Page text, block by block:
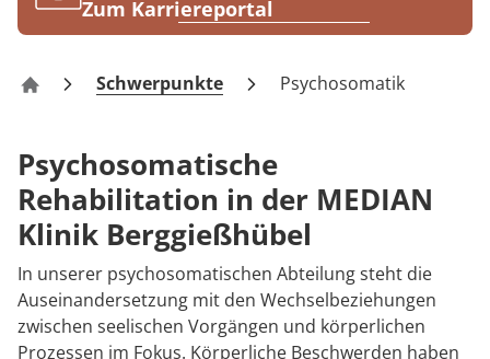
Karriere
Zum Karriereportal
Klinik Berggießhübel
Schwerpunkte Psychosomatik
Psychosomatische
Rehabilitation in der MEDIAN
Klinik Berggießhübel
In unserer psychosomatischen Abteilung steht die
Auseinandersetzung mit den Wechselbeziehungen
zwischen seelischen Vorgängen und körperlichen
Prozessen im Fokus. Körperliche Beschwerden haben